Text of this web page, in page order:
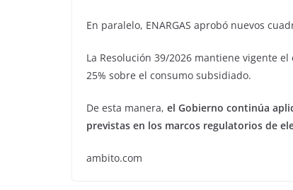
En paralelo, ENARGAS aprobó nuevos
La Resolución 39/2026 mantiene vigente
25% sobre el consumo subsidiado.
De esta manera, el Gobierno continúa
previstas en los marcos regulatorios de
ambito.com